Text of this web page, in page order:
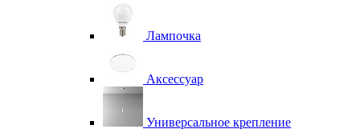
Лампочка
Аксессуар
Универсальное крепление